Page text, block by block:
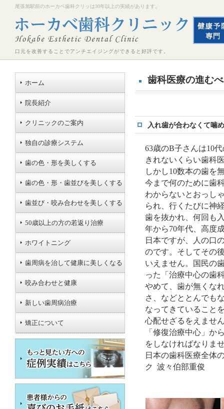
尾張旭駅前のホーカベ歯科クリッは30年以上の実績があります。
口元を改善することでアンチエイジングができると好評です。
歯科医療の進む
入れ歯が合わなくて噛
63歳のB子さんは10
きれないくらい歯科
しかし10数本の歯を
今まで何のために歯
わからないとおっし
られ、行くたびに神
歯を抜かれ、何回も
年から70年代、高度
日本ですが、人の口
のです。そしてその
いえません。国民の
った「治療中心の歯
やめて、歯が無くな
さ、などととんでも
なってきていること
心配せざるをえませ
「修復治療中心」か
をしなければなりま
日本の歯科医療全体
ク 波々伯部重俊
ホーム
院長紹介
クリニックのご案内
独自の診療システム
歯の色・形を美しくする
歯の色・形・歯並びを美しくする
歯並び・咬み合わせを美しくする
50歳以上の方の若返り治療
ホワイトニング
歯周病を治して健康に美しくなる
咬み合わせと健康
新しい歯周病治療
矯正について